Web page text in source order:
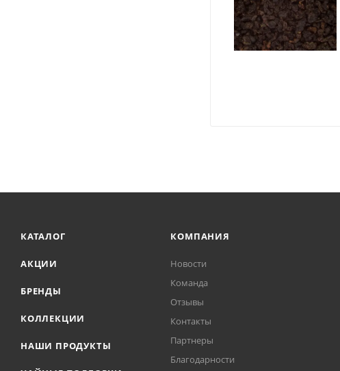
КАТАЛОГ
АКЦИИ
БРЕНДЫ
КОЛЛЕКЦИИ
НАШИ ПРОДУКТЫ
КОМПАНИЯ
Новости
Команда
Отзывы
Контакты
Партнеры
Благодарности